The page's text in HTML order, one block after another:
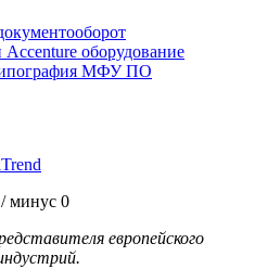
Accenture оборудование
МФУПО
/ минус 0
европейского